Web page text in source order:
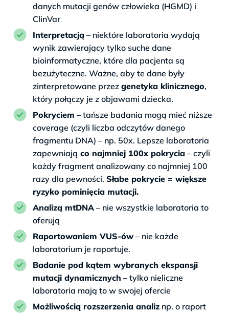
danych mutacji genów człowieka (HGMD) i
ClinVar
Interpretacją – niektóre laboratoria wydają
wynik zawierający tylko suche dane
bioinformatyczne, które dla pacjenta są
bezużyteczne. Ważne, aby te dane były
zinterpretowane przez genetyka klinicznego,
który połączy je z objawami dziecka.
Pokryciem – tańsze badania mogą mieć niższe
coverage (czyli liczba odczytów danego
fragmentu DNA) – np. 50x. Lepsze laboratoria
zapewniają co najmniej 100x pokrycia – czyli
każdy fragment analizowany co najmniej 100
razy dla pewności. Słabe pokrycie = większe
ryzyko pominięcia mutacji.
Analizą mtDNA – nie wszystkie laboratoria to
oferują
Raportowaniem VUS-ów – nie każde
laboratorium je raportuje.
Badanie pod kątem wybranych ekspansji
mutacji dynamicznych – tylko nieliczne
laboratoria mają to w swojej ofercie
Możliwością rozszerzenia analiz np. o raport